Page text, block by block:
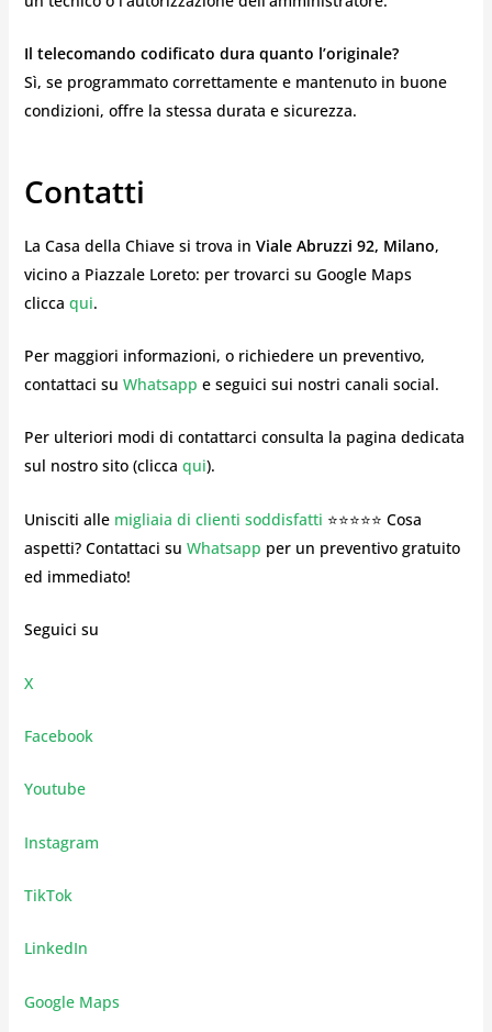
Il telecomando codificato dura quanto l’originale?
Sì, se programmato correttamente e mantenuto in buone
condizioni, offre la stessa durata e sicurezza.
Contatti
La Casa della Chiave si trova in Viale Abruzzi 92, Milano,
vicino a Piazzale Loreto: per trovarci su Google Maps
clicca qui.
Per maggiori informazioni, o richiedere un preventivo,
contattaci su Whatsapp e seguici sui nostri canali social.
Per ulteriori modi di contattarci consulta la pagina dedicata
sul nostro sito (clicca qui).
Unisciti alle migliaia di clienti soddisfatti ⭐⭐⭐⭐⭐ Cosa
aspetti? Contattaci su Whatsapp per un preventivo gratuito
ed immediato!
Seguici su
X
Facebook
Youtube
Instagram
TikTok
LinkedIn
Google Maps